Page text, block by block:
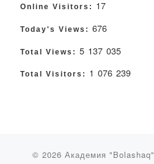
Online Visitors: 17
Today's Views: 676
Total Views: 5 137 035
Total Visitors: 1 076 239
© 2026 Академия "Bolashaq"